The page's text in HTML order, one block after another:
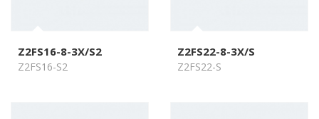
Z2FS16-8-3X/S2
Z2FS16-S2
Z2FS22-8-3X/S
Z2FS22-S